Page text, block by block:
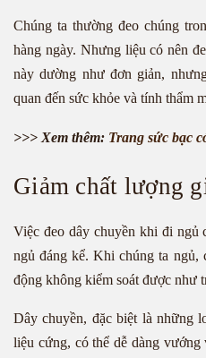
Chúng ta thường đeo chúng
hàng ngày. Nhưng liệu có nên
này dường như đơn giản,
quan đến sức khỏe và tính thẩm
>>> Xem thêm: Trang sức bạc
Giảm chất lượng
Việc đeo dây chuyền khi đi ngủ
ngủ đáng kể. Khi chúng ta ngủ,
động không kiểm soát được như
Dây chuyền, đặc biệt là những
liệu cứng, có thể dễ dàng vướng